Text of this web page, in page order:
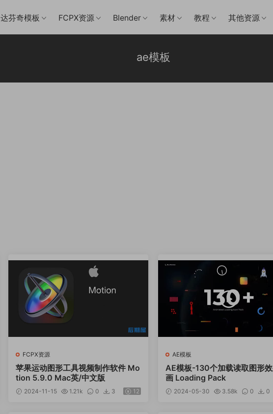
达芬奇模板 FCPX资源 Blender 素材 教程 其他资源
ae模板
FCPX资源
苹果运动图形工具视频制作软件 Mo
tion 5.9.0 Mac英/中文版
2024-11-15 1.21k 0 3 12
AE模板
AE模板-130个加载读取图形
画 Loading Pack
2024-05-30 3.58k 0
0